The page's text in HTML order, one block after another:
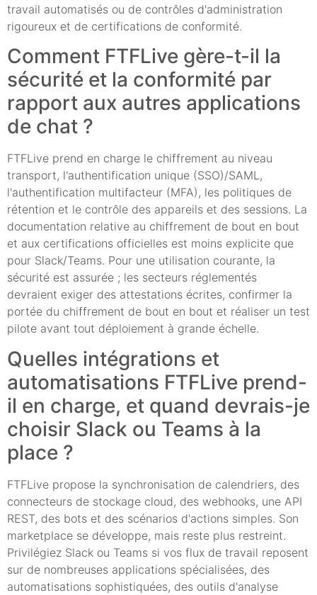
travail automatisés ou de contrôles d'administration
rigoureux et de certifications de conformité.
Comment FTFLive gère-t-il la
sécurité et la conformité par
rapport aux autres applications
de chat ?
FTFLive prend en charge le chiffrement au niveau
transport, l'authentification unique (SSO)/SAML,
l'authentification multifacteur (MFA), les politiques de
rétention et le contrôle des appareils et des sessions. La
documentation relative au chiffrement de bout en bout
et aux certifications officielles est moins explicite que
pour Slack/Teams. Pour une utilisation courante, la
sécurité est assurée ; les secteurs réglementés
devraient exiger des attestations écrites, confirmer la
portée du chiffrement de bout en bout et réaliser un test
pilote avant tout déploiement à grande échelle.
Quelles intégrations et
automatisations FTFLive prend-
il en charge, et quand devrais-je
choisir Slack ou Teams à la
place ?
FTFLive propose la synchronisation de calendriers, des
connecteurs de stockage cloud, des webhooks, une API
REST, des bots et des scénarios d'actions simples. Son
marketplace se développe, mais reste plus restreint.
Privilégiez Slack ou Teams si vos flux de travail reposent
sur de nombreuses applications spécialisées, des
automatisations sophistiquées, des outils d'analyse